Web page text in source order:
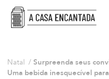
Natal / Surpreenda seus
Uma bebida inesquecível